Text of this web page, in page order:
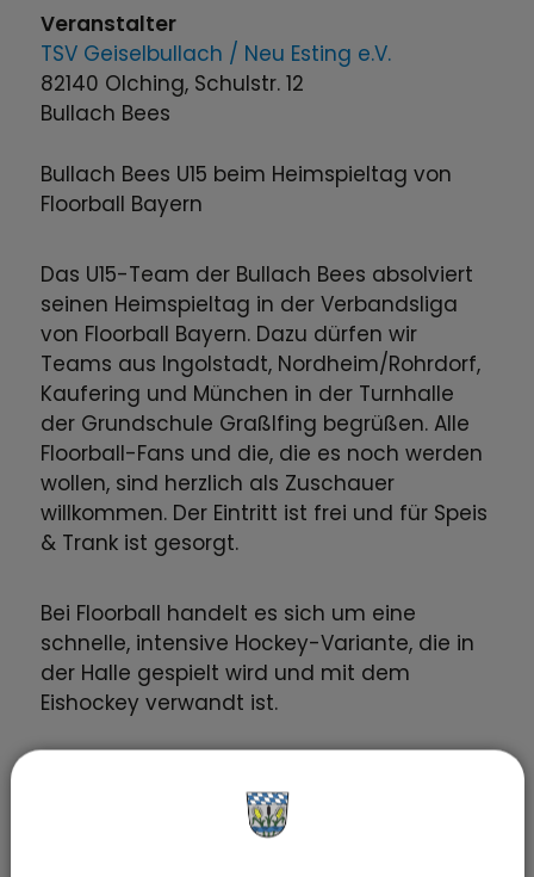
Bullach Bees U15 beim Heimspieltag von
Floorball Bayern
Das U15-Team der Bullach Bees absolviert
seinen Heimspieltag in der Verbandsliga
von Floorball Bayern. Dazu dürfen wir
Teams aus Ingolstadt, Nordheim/Rohrdorf,
Kaufering und München in der Turnhalle
der Grundschule Graßlfing begrüßen. Alle
Floorball-Fans und die, die es noch werden
wollen, sind herzlich als Zuschauer
willkommen. Der Eintritt ist frei und für Speis
& Trank ist gesorgt.
Bei Floorball handelt es sich um eine
schnelle, intensive Hockey-Variante, die in
der Halle gespielt wird und mit dem
Eishockey verwandt ist.
Veranstalter
TSV Geiselbullach / Neu Esting e.V.
82140 Olching, Schulstr. 12
Bullach Bees